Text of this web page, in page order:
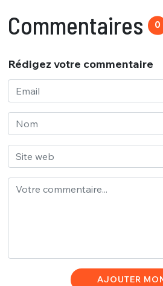
Commentaires 0
Rédigez votre commentaire
AJOUTER